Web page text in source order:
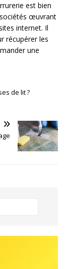
est bien
œuvrant
internet. Il
récupérer les
une
de lit ?